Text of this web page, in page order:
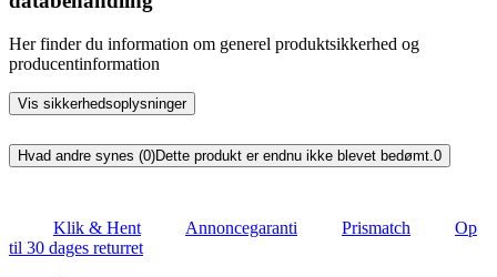
Her finder du information om generel produktsikkerhed og
producentinformation
Vis sikkerhedsoplysninger
Hvad andre synes (0)Dette produkt er endnu ikke blevet bedømt. 0
Klik & Hent Annoncegaranti Prismatch
Op
til 30 dages returret